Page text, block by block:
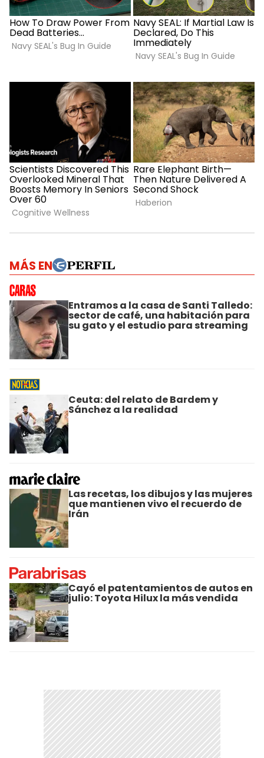
MÁS EN
Entramos a la casa de Santi Talledo:
sector de café, una habitación para
su gato y el estudio para streaming
Ceuta: del relato de Bardem y
Sánchez a la realidad
Las recetas, los dibujos y las mujeres
que mantienen vivo el recuerdo de
Irán
Cayó el patentamientos de autos en
julio: Toyota Hilux la más vendida